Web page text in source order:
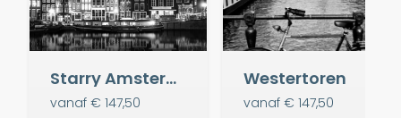
Starry Amsterdam (zwart-wit)
vanaf € 147,50
Westertoren
vanaf € 147,50